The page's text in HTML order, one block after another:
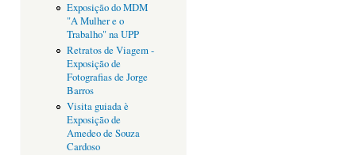
Exposição do MDM
"A Mulher e o
Trabalho" na UPP
Retratos de Viagem -
Exposição de
Fotografias de Jorge
Barros
Visita guiada è
Exposição de
Amedeo de Souza
Cardoso